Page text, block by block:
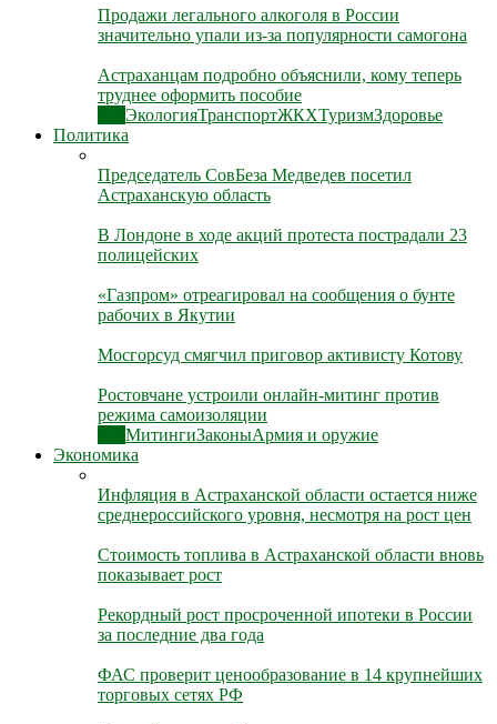
Продажи легального алкоголя в России
значительно упали из-за популярности самогона
Астраханцам подробно объяснили, кому теперь
труднее оформить пособие
ЭкологияТранспортЖКХТуризмЗдоровье
Политика
Председатель СовБеза Медведев посетил
Астраханскую область
В Лондоне в ходе акций протеста пострадали 23
полицейских
«Газпром» отреагировал на сообщения о бунте
рабочих в Якутии
Мосгорсуд смягчил приговор активисту Котову
Ростовчане устроили онлайн-митинг против
режима самоизоляции
МитингиЗаконыАрмия и оружие
Экономика
Инфляция в Астраханской области остается ниже
среднероссийского уровня, несмотря на рост цен
Стоимость топлива в Астраханской области вновь
показывает рост
Рекордный рост просроченной ипотеки в России
за последние два года
ФАС проверит ценообразование в 14 крупнейших
торговых сетях РФ